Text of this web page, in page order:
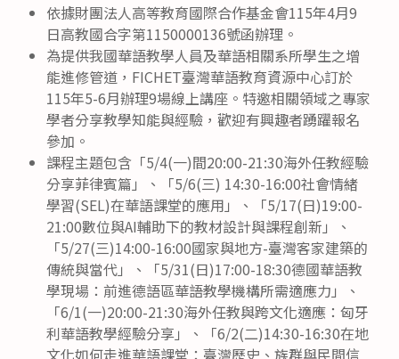
依據財團法人高等教育國際合作基金會115年4月9
日高教國合字第1150000136號函辦理。
為提供我國華語教學人員及華語相關系所學生之增
能進修管道，FICHET臺灣華語教育資源中心訂於
115年5-6月辦理9場線上講座。特邀相關領域之專家
學者分享教學知能與經驗，歡迎有興趣者踴躍報名
參加。
課程主題包含「5/4(一)間20:00-21:30海外任教經驗
分享菲律賓篇」、「5/6(三) 14:30-16:00社會情緒
學習(SEL)在華語課堂的應用」、「5/17(日)19:00-
21:00數位與AI輔助下的教材設計與課程創新」、
「5/27(三)14:00-16:00國家與地方-臺灣客家建築的
傳統與當代」、「5/31(日)17:00-18:30德國華語教
學現場：前進德語區華語教學機構所需適應力」、
「6/1(一)20:00-21:30海外任教與跨文化適應：匈牙
利華語教學經驗分享」、「6/2(二)14:30-16:30在地
文化如何走進華語課堂：臺灣歷史、族群與民間信